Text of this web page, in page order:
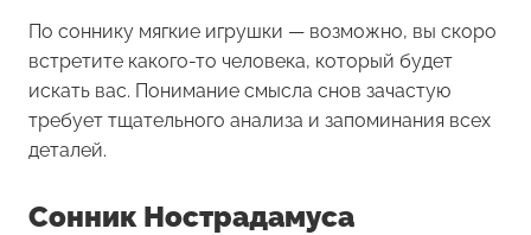
По соннику мягкие игрушки — возможно, вы скоро
встретите какого-то человека, который будет
искать вас. Понимание смысла снов зачастую
требует тщательного анализа и запоминания всех
деталей.
Сонник Нострадамуса